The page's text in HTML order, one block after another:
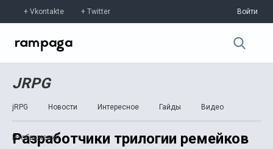
Vkontakte Twitter Войти
JRPG
jRPG Новости Интересное Гайды Видео
Изображения
Разработчики трилогии ремейков